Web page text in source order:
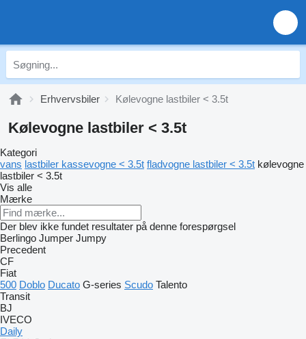
Erhvervsbiler Kølevogne lastbiler < 3.5t
Kølevogne lastbiler < 3.5t
Kategori
vans lastbiler kassevogne < 3.5t fladvogne lastbiler < 3.5t kølevogne
lastbiler < 3.5t
Vis alle
Mærke
Der blev ikke fundet resultater på denne forespørgsel
Berlingo Jumper Jumpy
Precedent
CF
Fiat
500 Doblo Ducato G-series Scudo Talento
Transit
BJ
IVECO
Daily